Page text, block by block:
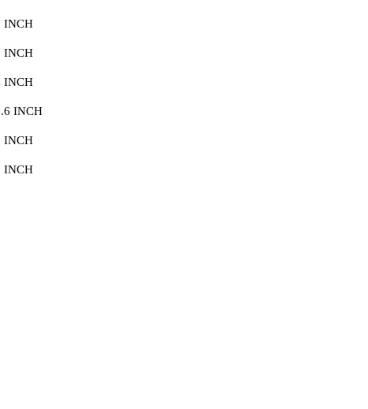
INCH
INCH
INCH
INCH
INCH
INCH